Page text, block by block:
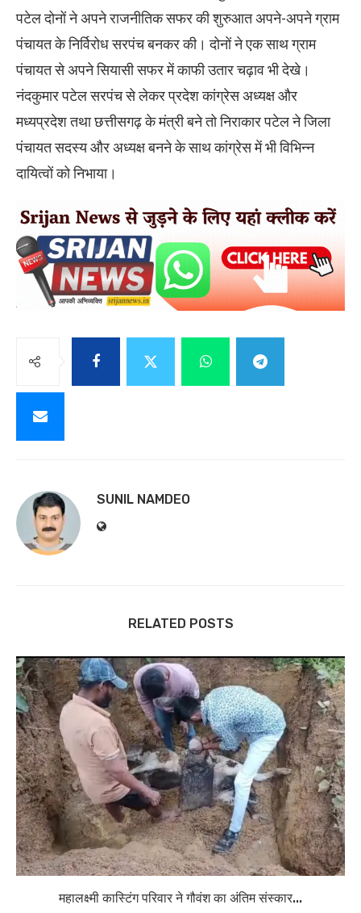
पटेल दोनों ने अपने राजनीतिक सफर की शुरुआत अपने-अपने ग्राम
पंचायत के निर्विरोध सरपंच बनकर की। दोनों ने एक साथ ग्राम
पंचायत से अपने सियासी सफर में काफी उतार चढ़ाव भी देखे।
नंदकुमार पटेल सरपंच से लेकर प्रदेश कांग्रेस अध्यक्ष और
मध्यप्रदेश तथा छत्तीसगढ़ के मंत्री बने तो निराकार पटेल ने जिला
पंचायत सदस्य और अध्यक्ष बनने के साथ कांग्रेस में भी विभिन्न
दायित्वों को निभाया।
SUNIL NAMDEO
RELATED POSTS
महालक्ष्मी कास्टिंग परिवार ने गौवंश का अंतिम संस्कार...